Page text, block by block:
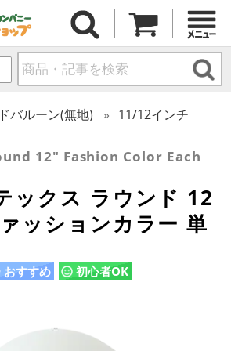
バルーン(無地)
11/12インチ
12" Fashion Color Each
ックス ラウンド 12
ッションカラー 単
おすすめ 初心者OK